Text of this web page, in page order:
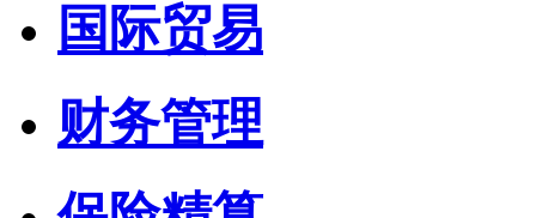
国际贸易
财务管理